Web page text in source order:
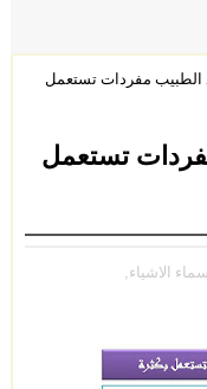
الطبيب مفردات تستعمل
مفردات تستعمل
اسماء الاشياء,